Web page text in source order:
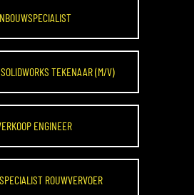
TEKENAAR (M/V)
ENGINEER
ROUWVERVOER